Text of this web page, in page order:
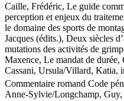
Caille, Frédéric, Le guide
perception et enjeux du
le domaine des sports de
Jacques (édits.), Deux siècles
mutations des activités de
Maxence, Le mandat de
Cassani, Ursula/Villard, Katia,
Commentaire romand Code
Anne-Sylvie/Longchamp, Guy,